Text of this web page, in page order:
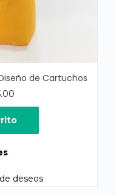
de Cartuchos
precio
actual
es:
deseos